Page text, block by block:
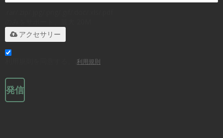
アクセサリー
利用規則
発信